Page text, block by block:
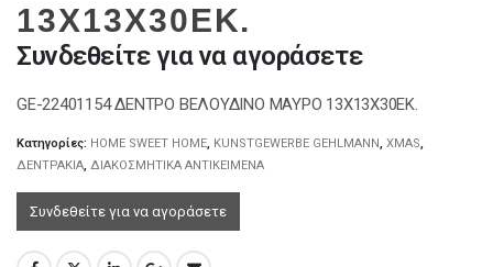
13Χ13Χ30ΕΚ.
Συνδεθείτε για να αγοράσετε
GE-22401154 ΔΕΝΤΡΟ ΒΕΛΟΥΔΙΝΟ ΜΑΥΡΟ 13Χ13Χ30ΕΚ.
Κατηγορίες: HOME SWEET HOME, KUNSTGEWERBE GEHLMANN, XMAS,
ΔΕΝΤΡΑΚΙΑ, ΔΙΑΚΟΣΜΗΤΙΚΑ ΑΝΤΙΚΕΙΜΕΝΑ
Συνδεθείτε για να αγοράσετε